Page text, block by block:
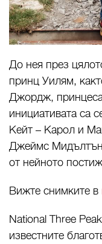
До нея през
принц Уилям,
Джордж,
инициативата са
Кейт – Карол и
Джеймс
от нейното
Вижте снимките в
National Three
известните